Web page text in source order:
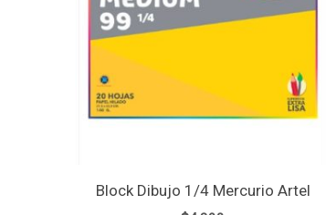
Block Dibujo 1/4 Mercurio Artel